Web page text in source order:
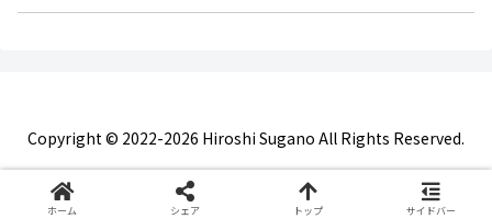
Copyright © 2022-2026 Hiroshi Sugano All Rights Reserved.
ホーム シェア トップ サイドバー